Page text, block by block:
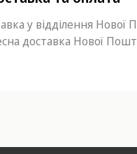
у відділення Нової
доставка Нової